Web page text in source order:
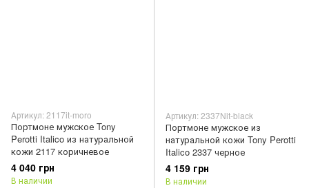
Артикул: 2117it-moro
Портмоне мужское Tony
Perotti Italico из натуральной
кожи 2117 коричневое
4 040 грн
В наличии
Артикул: 2337Nit-black
Портмоне мужское из
натуральной кожи Tony Perotti
Italico 2337 черное
4 159 грн
В наличии